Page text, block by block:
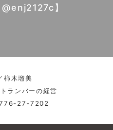
】
柿木瑠美
ランバーの経営
27-7202